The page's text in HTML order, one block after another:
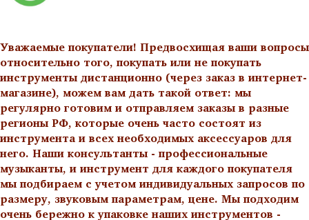
Уважаемые покупатели! Предвосхищая ваши вопросы
относительно того, покупать или не покупать
инструменты дистанционно (через заказ в интернет-
магазине), можем вам дать такой ответ: мы
регулярно готовим и отправляем заказы в разные
регионы РФ, которые очень часто состоят из
инструмента и всех необходимых аксессуаров для
него. Наши консультанты - профессиональные
музыканты, и инструмент для каждого покупателя
мы подбираем с учетом индивидуальных запросов по
размеру, звуковым параметрам, цене. Мы подходим
очень бережно к упаковке наших инструментов -